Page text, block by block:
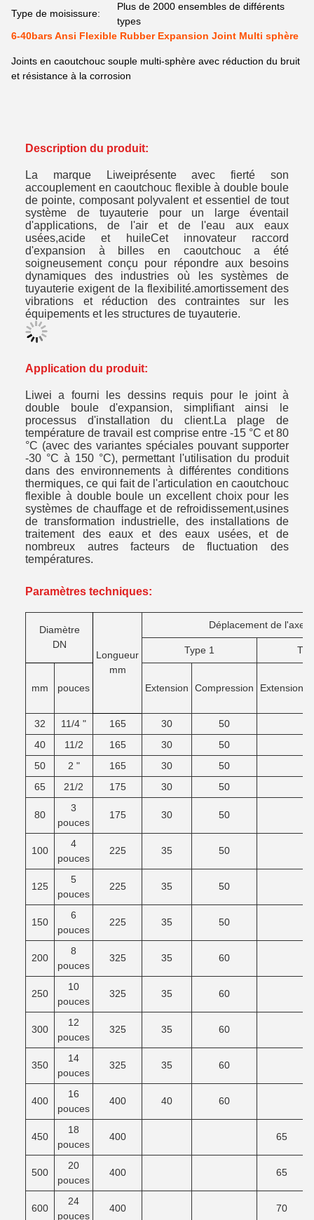
Type de moisissure:
Plus de 2000 ensembles de différents
types
6-40bars Ansi Flexible Rubber Expansion Joint Multi sphère
Joints en caoutchouc souple multi-sphère avec réduction du bruit
et résistance à la corrosion
Description du produit:
La marque Liweiprésente avec fierté son
accouplement en caoutchouc flexible à double boule
de pointe, composant polyvalent et essentiel de tout
système de tuyauterie pour un large éventail
d'applications, de l'air et de l'eau aux eaux
usées,acide et huileCet innovateur raccord
d'expansion à billes en caoutchouc a été
soigneusement conçu pour répondre aux besoins
dynamiques des industries où les systèmes de
tuyauterie exigent de la flexibilité.amortissement des
vibrations et réduction des contraintes sur les
équipements et les structures de tuyauterie.
Application du produit:
Liwei a fourni les dessins requis pour le joint à
double boule d'expansion, simplifiant ainsi le
processus d'installation du client.La plage de
température de travail est comprise entre -15 °C et 80
°C (avec des variantes spéciales pouvant supporter
-30 °C à 150 °C), permettant l'utilisation du produit
dans des environnements à différentes conditions
thermiques, ce qui fait de l'articulation en caoutchouc
flexible à double boule un excellent choix pour les
systèmes de chauffage et de refroidissement,usines
de transformation industrielle, des installations de
traitement des eaux et des eaux usées, et de
nombreux autres facteurs de fluctuation des
températures.
Paramètres techniques:
Diamètre
DN
Longueur
mm
Déplacement de l'axe
Type 1
mm pouces Extension Compression Extension
32 11/4 " 165 30
50
40
11/2 165 30
50
50
2 " 165 30
50
65
21/2 175 30 50
80
3
pouces
175 30 50
100
4
pouces
225 35 50
125
5
pouces
225 35 50
150
6
pouces
225 35 50
200
8
pouces
325 35 60
250
10
pouces
325 35 60
300
12
pouces
325 35 60
350
14
pouces
325 35 60
400
16
pouces
400 40 60
450
18
pouces
400 65
500
20
pouces
400 65
600
24
pouces
400 70